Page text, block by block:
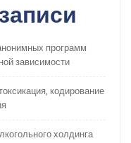
программ
зависимости
кодирование
холдинга